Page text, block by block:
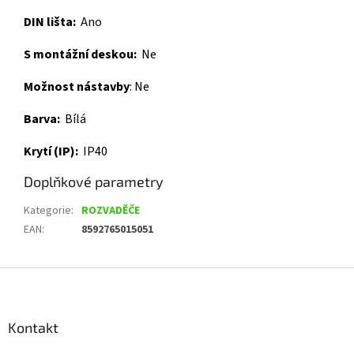
DIN lišta: Ano
S montážní deskou: Ne
Možnost nástavby: Ne
Barva: Bílá
Krytí (IP): IP40
Doplňkové parametry
Kategorie: ROZVADĚČE
EAN: 8592765015051
Kontakt